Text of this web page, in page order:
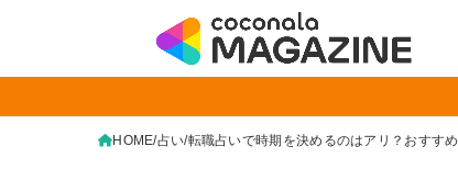
HOME 占い 転職占いで時期を決めるのはアリ？おすす